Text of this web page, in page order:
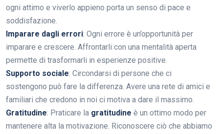
ogni attimo e viverlo appieno porta un senso di pace e
soddisfazione.
Imparare dagli errori: Ogni errore è un’opportunità per
imparare e crescere. Affrontarli con una mentalità aperta
permette di trasformarli in esperienze positive.
Supporto sociale: Circondarsi di persone che ci
sostengono può fare la differenza. Avere una rete di amici e
familiari che credono in noi ci motiva a dare il massimo.
Gratitudine: Praticare la gratitudine è un ottimo modo per
mantenere alta la motivazione. Riconoscere ciò che abbiamo